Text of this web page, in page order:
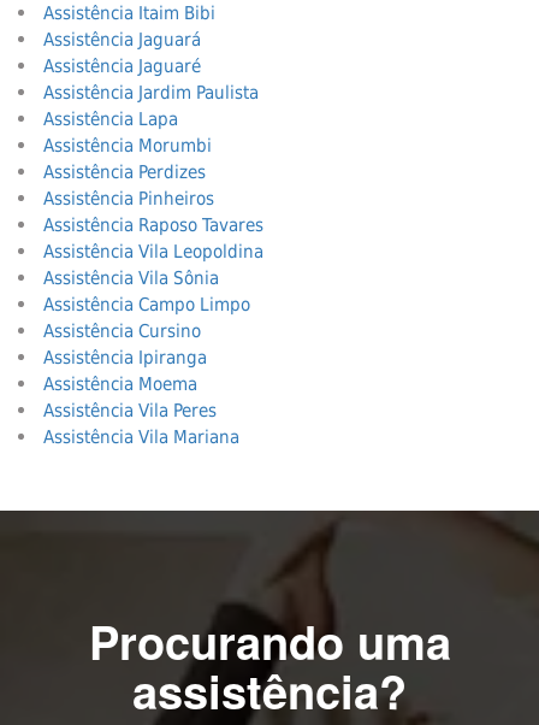
Assistência Itaim Bibi
Assistência Jaguará
Assistência Jaguaré
Assistência Jardim Paulista
Assistência Lapa
Assistência Morumbi
Assistência Perdizes
Assistência Pinheiros
Assistência Raposo Tavares
Assistência Vila Leopoldina
Assistência Vila Sônia
Assistência Campo Limpo
Assistência Cursino
Assistência Ipiranga
Assistência Moema
Assistência Vila Peres
Assistência Vila Mariana
Procurando uma
assistência?